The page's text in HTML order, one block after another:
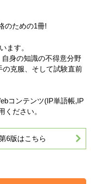
のための1冊!
ます。
身の知識の不得意分野
克服、そして試験直前
コンテンツ(IP単語帳,IP
ください。
6版はこちら